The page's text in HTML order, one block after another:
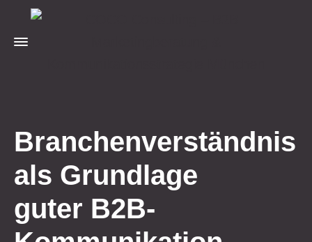
Branchenverständnis
als Grundlage
guter B2B-